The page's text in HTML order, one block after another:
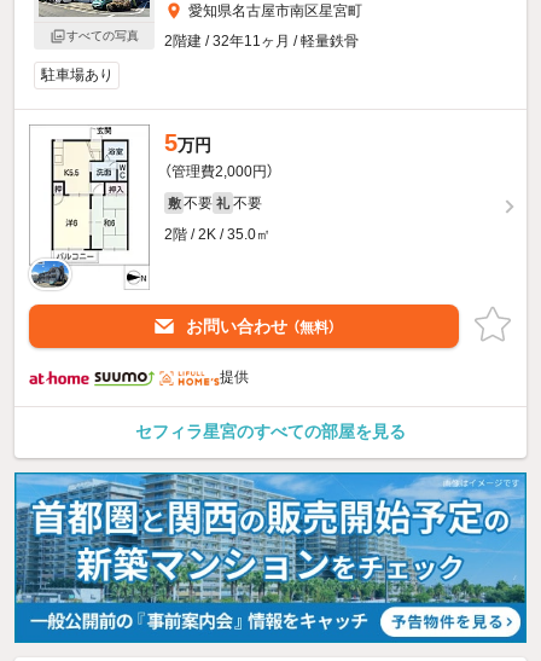
すべての写真
愛知県名古屋市南区星宮町
2階建 / 32年11ヶ月 / 軽量鉄骨
駐車場あり
5万円
（管理費2,000円）
敷 不要 礼 不要
2階 / 2K / 35.0㎡
お問い合わせ （無料）
提供
セフィラ星宮のすべての部屋を見る